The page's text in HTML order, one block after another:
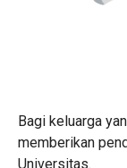
Bagi keluarga
memberikan
Universitas.